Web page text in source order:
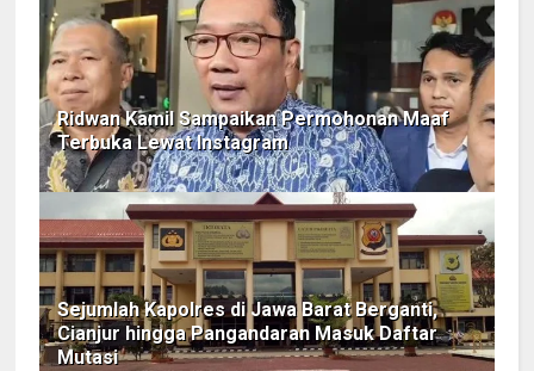
Ridwan Kamil Sampaikan Permohonan Maaf
Terbuka Lewat Instagram
Sejumlah Kapolres di Jawa Barat Berganti,
Cianjur hingga Pangandaran Masuk Daftar
Mutasi